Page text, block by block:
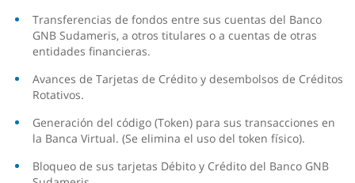
Transferencias de fondos entre sus cuentas del Banco
GNB Sudameris, a otros titulares o a cuentas de otras
entidades financieras.
Avances de Tarjetas de Crédito y desembolsos de Créditos
Rotativos.
Generación del código (Token) para sus transacciones en
la Banca Virtual. (Se elimina el uso del token físico).
Bloqueo de sus tarjetas Débito y Crédito del Banco GNB